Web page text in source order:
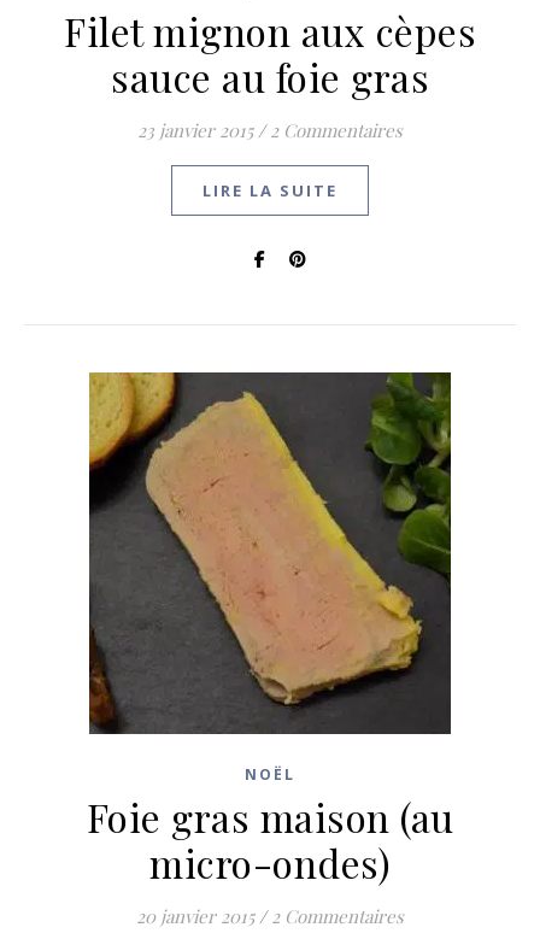
Filet mignon aux cèpes
sauce au foie gras
23 janvier 2015 / 2 Commentaires
LIRE LA SUITE
NOËL
Foie gras maison (au
micro-ondes)
20 janvier 2015 / 2 Commentaires